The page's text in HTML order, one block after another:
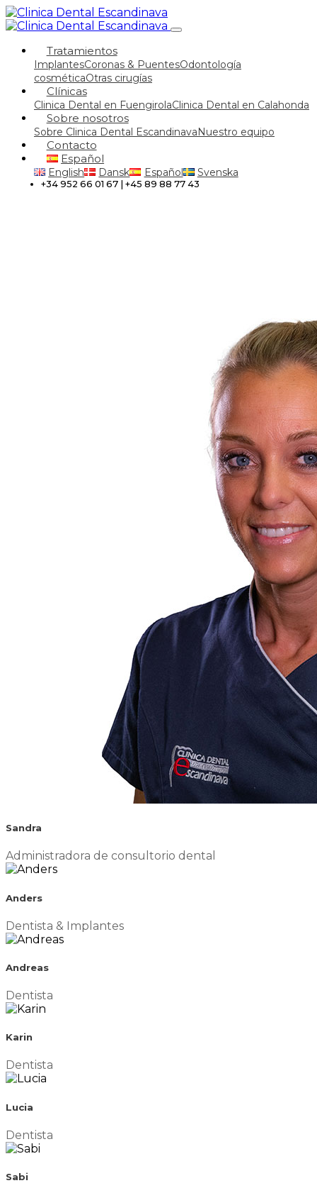
Tratamientos
ImplantesCoronas & PuentesOdontología
cosméticaOtras cirugías
Clínicas
Clinica Dental en FuengirolaClinica Dental en Calahonda
Sobre nosotros
Sobre Clinica Dental EscandinavaNuestro equipo
Contacto
Español
English Dansk Español Svenska
+34 952 66 01 67 | +45 89 88 77 43
Sandra
Administradora de consultorio dental
Anders
Dentista & Implantes
Andreas
Dentista
Karin
Dentista
Lucia
Dentista
Sabi